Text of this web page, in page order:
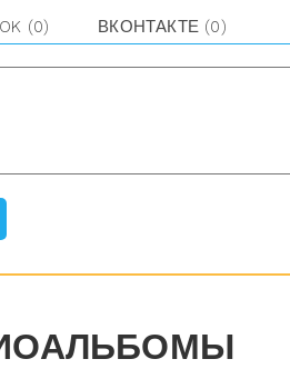
(0) ВКОНТАКТЕ (0)